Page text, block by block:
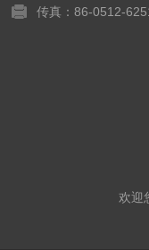
传真：86-0512-
欢迎